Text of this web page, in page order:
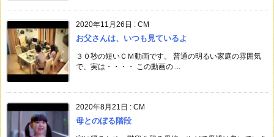
2020年11月26日 : CM
お父さんは、いつも見ているよ
３０秒の短いＣＭ動画です。 普通の明るい家庭の雰囲気
で、実は・・・・ この動画の ...
2020年8月21日 : CM
母とのぼる階段